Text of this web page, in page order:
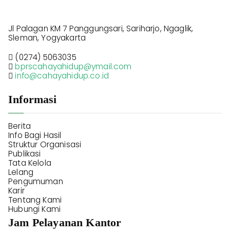
Jl Palagan KM 7 Panggungsari, Sariharjo, Ngaglik,
Sleman, Yogyakarta
(0274) 5063035
bprscahayahidup@ymail.com
info@cahayahidup.co.id
Informasi
Berita
Info Bagi Hasil
Struktur Organisasi
Publikasi
Tata Kelola
Lelang
Pengumuman
Karir
Tentang Kami
Hubungi Kami
Jam Pelayanan Kantor